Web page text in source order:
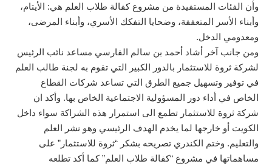
وأن الفئات المستفيدة من مشروع كفالة طلاب العلم هي: الأيتام،
وأبناء الأسر المتعففة، وضحايا التفكك الأسري، وأبناء المرضى،
ومعدومي الدخل.
ومن جانب آخر أشاد أحمد بن سالم الفارسي مساعد نائب الرئيس
لشركة ثروة للاستثمار بالدور الكبير التي تقوم به لجنة طالب العلم
في توفير وتسهيل جميع الطرق التي تساعد شركات القطاع
الخاص في أداء دور المسؤولية الاجتماعية الخاص بها. وأكد ان
شركة ثروة للاستثمار تطمع الى استمرار هذه الشراكة سواء داخل
الكويت أو خارجها لما يخدم الهدف الرئيسي وهو نشر العلم
والتعليم. وختم الكندري تصريحه بشكر “ثروة للاستثمار” على
مساهماتها في مشروع “كفالة طلاب العلم” كما أكد تطلعه